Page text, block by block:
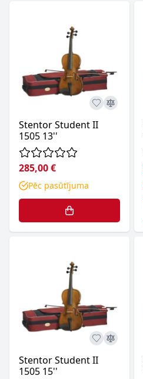
Stentor Student II
1505 13''
285,00 €
Pēc pasūtījuma
Stentor Student II
1505 15''